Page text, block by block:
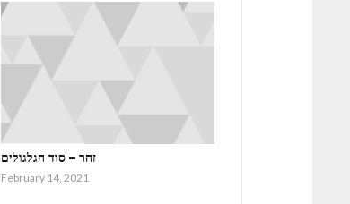
זהר – סוד הגלגולים
February 14, 2021